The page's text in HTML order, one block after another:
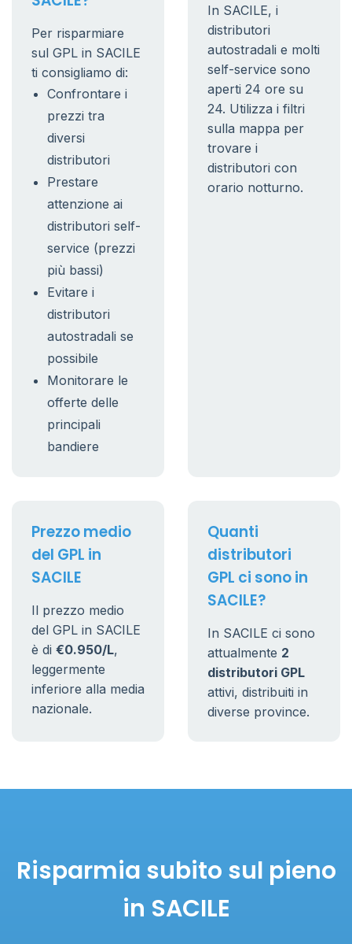
Per risparmiare
sul GPL in SACILE
ti consigliamo di:
Confrontare i
prezzi tra
diversi
distributori
Prestare
attenzione ai
distributori self-
service (prezzi
più bassi)
Evitare i
distributori
autostradali se
possibile
Monitorare le
offerte delle
principali
bandiere
In SACILE, i
distributori
autostradali e molti
self-service sono
aperti 24 ore su
24. Utilizza i filtri
sulla mappa per
trovare i
distributori con
orario notturno.
Prezzo medio
del GPL in
SACILE
Il prezzo medio
del GPL in SACILE
è di €0.950/L,
leggermente
inferiore alla media
nazionale.
Quanti
distributori
GPL ci sono in
SACILE?
In SACILE ci sono
attualmente 2
distributori GPL
attivi, distribuiti in
diverse province.
Risparmia subito sul pieno
in SACILE